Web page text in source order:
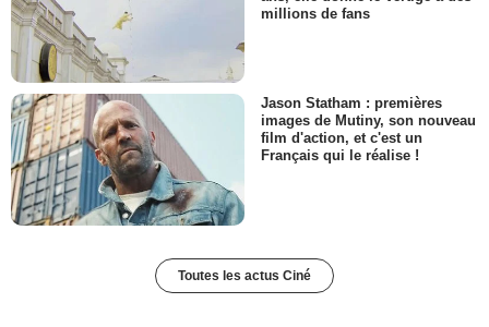
millions de fans
Jason Statham : premières
images de Mutiny, son nouveau
film d'action, et c'est un
Français qui le réalise !
Toutes les actus Ciné